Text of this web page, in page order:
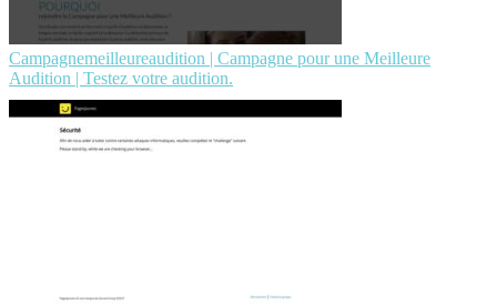
Campagnemeilleureaudition | Campagne pour une Meilleure
Audition | Testez votre audition.